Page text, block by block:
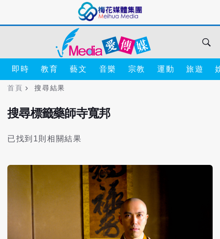
即時 教育 藝文 音樂 宗教 運動 旅遊
首頁 搜尋結果
搜尋標籤藥師寺寬邦
已找到1則相關結果